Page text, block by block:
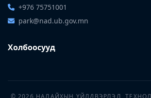
+976 75751001
park@nad.ub.gov.mn
Холбоосууд
© 2026 НАЛАЙХЫН ҮЙЛДВЭРЛЭЛ,